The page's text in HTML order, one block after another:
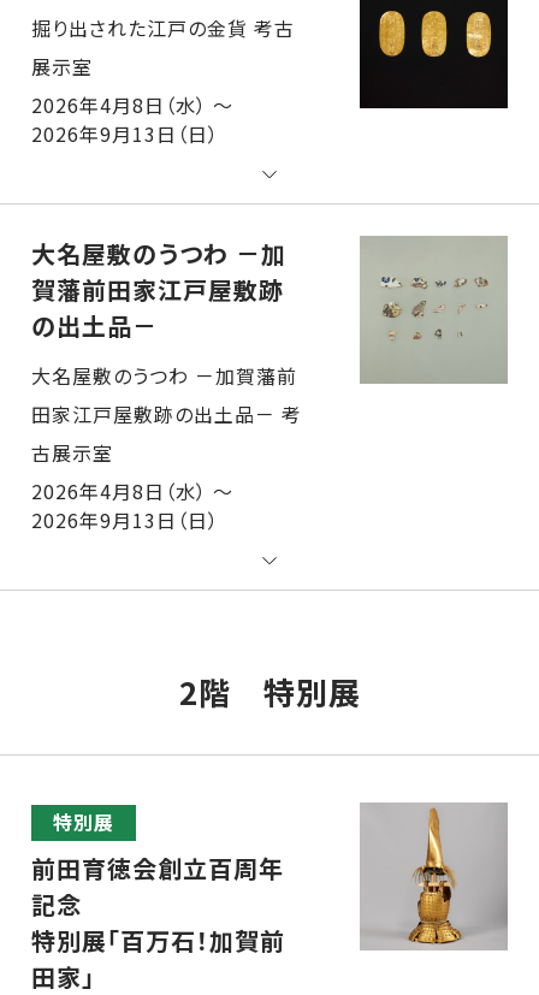
掘り出された江戸の金貨 考古展示室
2026年4月8日（水） ～
2026年9月13日（日）
大名屋敷のうつわ －加
賀藩前田家江戸屋敷跡
の出土品－
大名屋敷のうつわ －加賀藩前田家江戸屋敷跡の出土品－ 考古展示室
2026年4月8日（水） ～
2026年9月13日（日）
2階 特別展
特別展
前田育徳会創立百周年
記念
特別展「百万石！加賀前
田家」